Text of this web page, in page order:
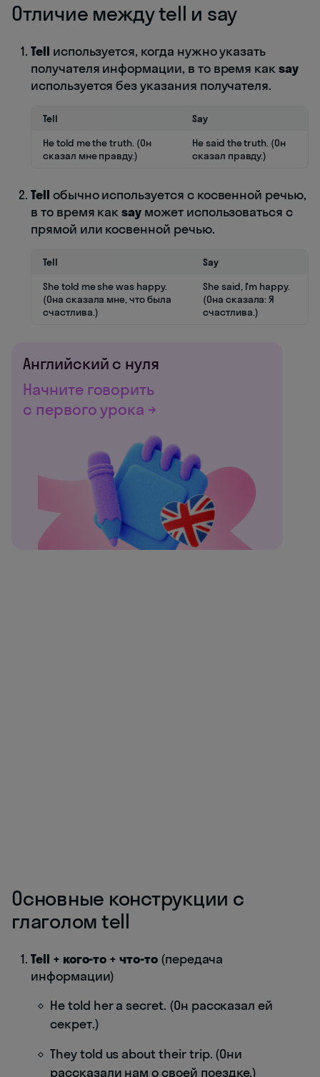
Отличие между tell и say
Tell используется, когда нужно указать
получателя информации, в то время какsay
используется без указания получателя.
Tell
Say
He told me the truth. (Он
сказал мне правду.)
He said the truth. (Он
сказал правду.)
Tell обычно используется с косвенной речью,
в то время какsay может использоваться с
прямой или косвенной речью.
Tell
Say
She told me she was happy.
(Она сказала мне, что была
счастлива.)
She said, I'm happy.
(Она сказала: Я
счастлива.)
Английский с нуля
Начните говорить
с первого урока →
Основные конструкции с
глаголом tell
Tell + кого-то + что-то(передача
информации)
He told her a secret. (Он рассказал ей
секрет.)
They told us about their trip. (Они
рассказали нам о своей поездке.)